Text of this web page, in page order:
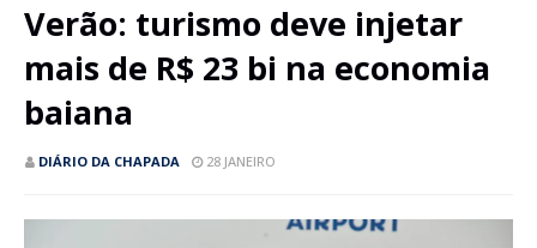
Verão: turismo deve injetar
mais de R$ 23 bi na economia
baiana
DIÁRIO DA CHAPADA 28 JANEIRO